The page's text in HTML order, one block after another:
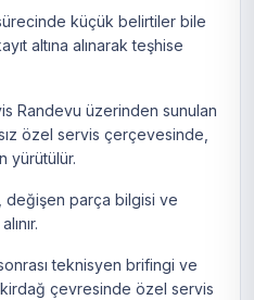
küçük belirtiler bile
altına alınarak teşhise
Randevu üzerinden sunulan
özel servis çerçevesinde,
yürütülür.
değişen parça bilgisi ve
teknisyen brifingi ve
çevresinde özel servis